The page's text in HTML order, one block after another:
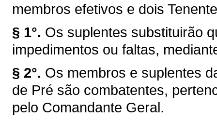
membros efetivos e dois
§ 1°. Os suplentes substituirão
impedimentos ou faltas,
§ 2°. Os membros e suplentes
de Pré são combatentes,
pelo Comandante Geral.